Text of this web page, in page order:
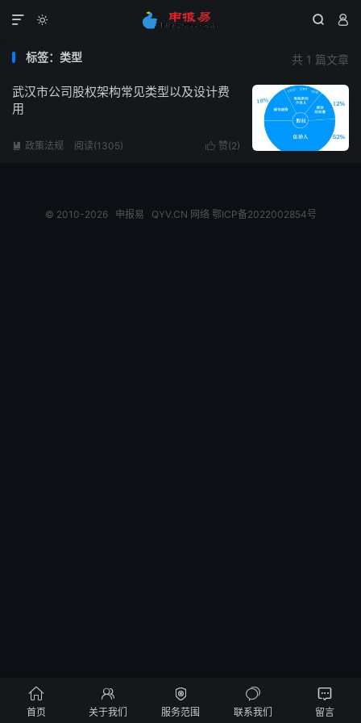
  

共 1 篇文章
标签：类型
武汉市公司股权架构常见类型以及设计费
用
 赞(2)
 政策法规 阅读(1305)
© 2010-2026 申报易 QYV.CN 网络 鄂ICP备2022002854号

首页

关于我们

服务范围

联系我们

留言